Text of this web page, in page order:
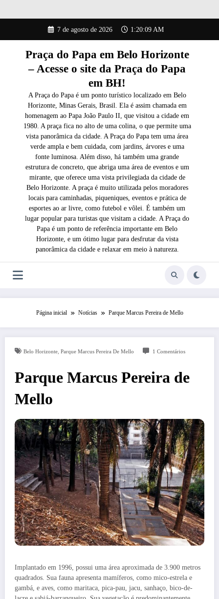
o
7 de agosto de 2026 1:20:10 AM
Praça do Papa em Belo Horizonte
– Acesse o site da Praça do Papa
em BH!
A Praça do Papa é um ponto turístico localizado em Belo
Horizonte, Minas Gerais, Brasil. Ela é assim chamada em
homenagem ao Papa João Paulo II, que visitou a cidade em
1980. A praça fica no alto de uma colina, o que permite uma
vista panorâmica da cidade. A Praça do Papa tem uma área
verde ampla e bem cuidada, com jardins, árvores e uma
fonte luminosa. Além disso, há também uma grande
estrutura de concreto, que abriga uma área de eventos e um
mirante, que oferece uma vista privilegiada da cidade de
Belo Horizonte. A praça é muito utilizada pelos moradores
locais para caminhadas, piqueniques, eventos e prática de
esportes ao ar livre, como futebol e vôlei. É também um
lugar popular para turistas que visitam a cidade. A Praça do
Papa é um ponto de referência importante em Belo
Horizonte, e um ótimo lugar para desfrutar da vista
panorâmica da cidade e relaxar em meio à natureza.
Página inicial Notícias Parque Marcus Pereira de Mello
Belo Horizonte, Parque Marcus Pereira De Mello 1 Comentários
Parque Marcus Pereira de
Mello
Implantado em 1996, possui uma área aproximada de 3.900 metros
quadrados. Sua fauna apresenta mamíferos, como mico-estrela e
gambá, e aves, como maritaca, pica-pau, jacu, sanhaço, bico-de-